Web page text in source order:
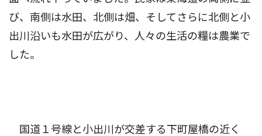
び、南側は水田、北側は畑、そしてさらに北側と小
出川沿いも水田が広がり、人々の生活の糧は農業で
した。
国道１号線と小出川が交差する下町屋橋の近く